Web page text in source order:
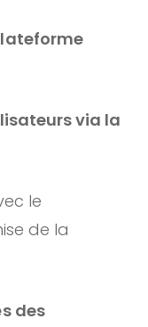
via la
le
de la
des